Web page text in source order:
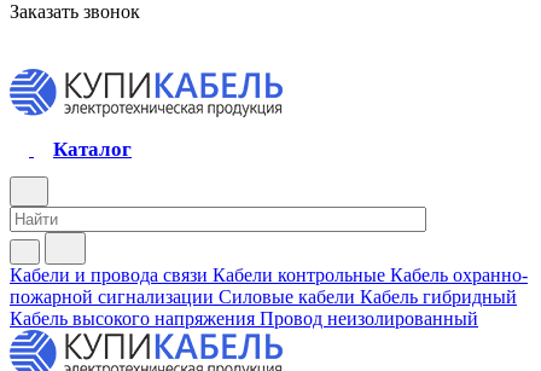
Заказать звонок
Каталог
Кабели и провода связи Кабели контрольные Кабель охранно-
пожарной сигнализации Силовые кабели Кабель гибридный
Кабель высокого напряжения Провод неизолированный